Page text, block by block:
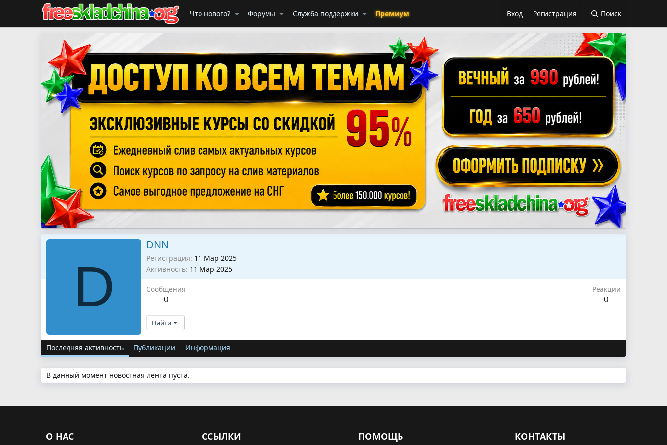
Что нового? Форумы Служба поддержки Премиум Вход Регистрация Поиск
D
DNN
Регистрация 11 Мар 2025
Активность 11 Мар 2025
Сообщения
0
Реакции
0
Найти
Последняя активность Публикации Информация
В данный момент новостная лента пуста.
О НАС ССЫЛКИ ПОМОЩЬ КОНТАКТЫ